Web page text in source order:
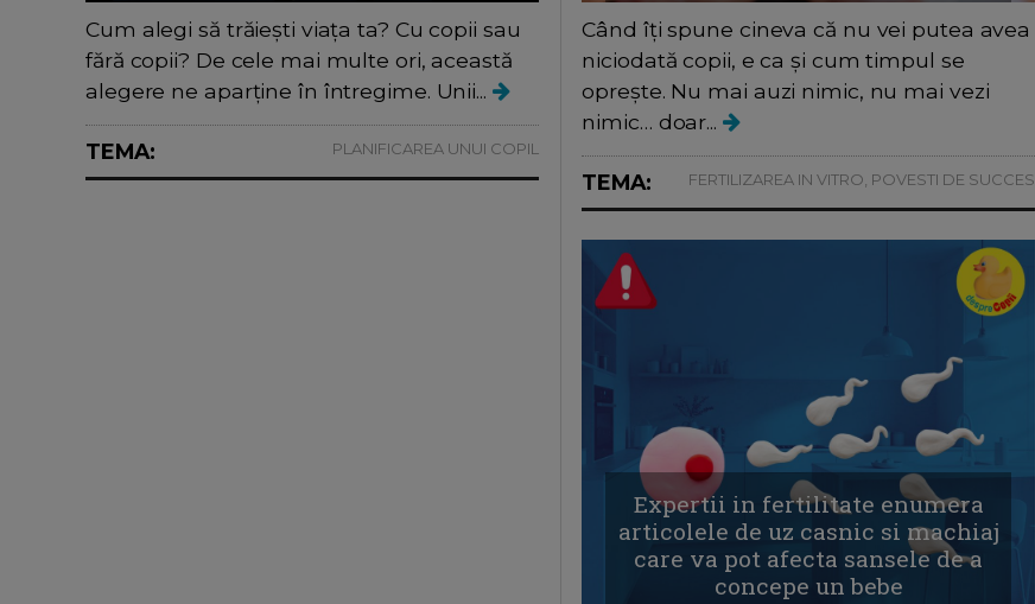
Cum alegi să trăiești viața ta? Cu copii sau
fără copii? De cele mai multe ori, această
alegere ne aparține în întregime. Unii...
TEMA: PLANIFICAREA UNUI COPIL
Când îți spune cineva că nu vei putea avea
niciodată copii, e ca și cum timpul se
oprește. Nu mai auzi nimic, nu mai vezi
nimic… doar...
TEMA: FERTILIZAREA IN VITRO, POVESTI DE SUCCES
Expertii in fertilitate enumera
articolele de uz casnic si machiaj
care va pot afecta sansele de a
concepe un bebe